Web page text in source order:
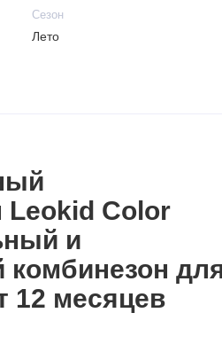
Сезон
Лето
Leokid Color
и
комбинезон
12 месяцев